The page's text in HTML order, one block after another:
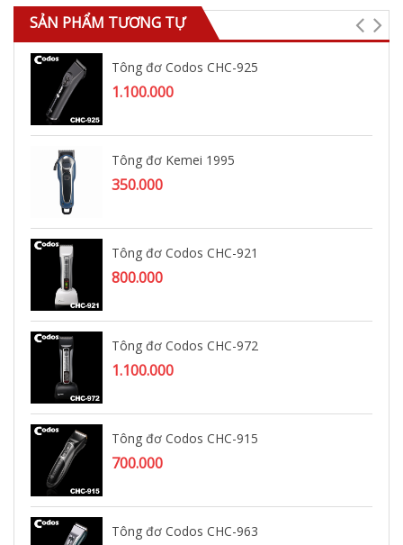
SẢN PHẨM TƯƠNG TỰ
Tông đơ Codos CHC-925
1.100.000
Tông đơ Kemei 1995
350.000
Tông đơ Codos CHC-921
800.000
Tông đơ Codos CHC-972
1.100.000
Tông đơ Codos CHC-915
700.000
Tông đơ Codos CHC-963